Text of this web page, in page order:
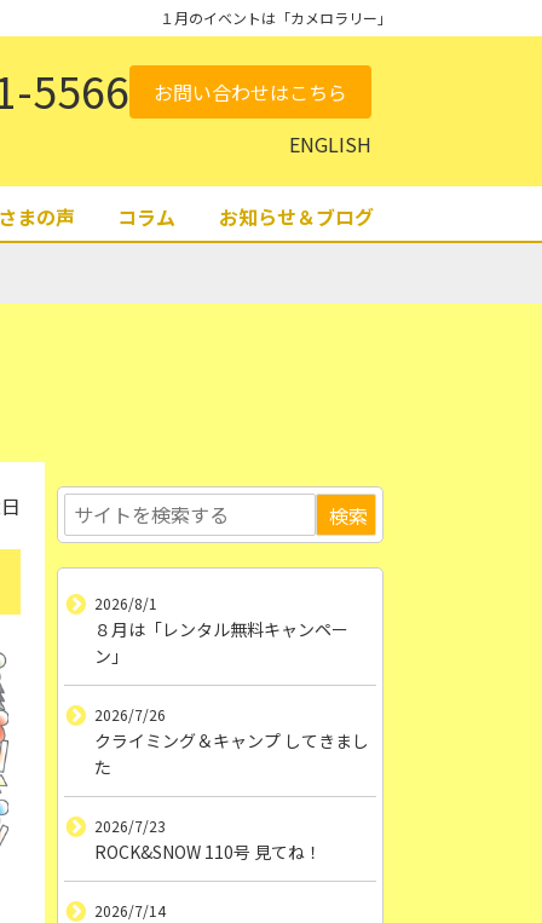
１月のイベントは「カメロラリー」
5566
お問い合わせはこちら
ENGLISH
まの声 コラム お知らせ＆ブログ
2026/8/1
８月は「レンタル無料キャンペー
ン」
2026/7/26
クライミング＆キャンプ してきまし
た
2026/7/23
ROCK&SNOW 110号 見てね！
2026/7/14